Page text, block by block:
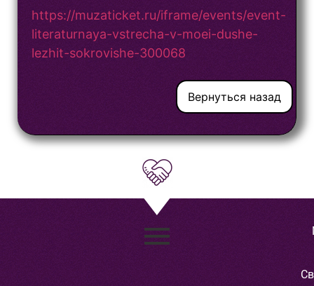
https://muzaticket.ru/iframe/events/event-
literaturnaya-vstrecha-v-moei-dushe-
lezhit-sokrovishe-300068
Вернуться назад